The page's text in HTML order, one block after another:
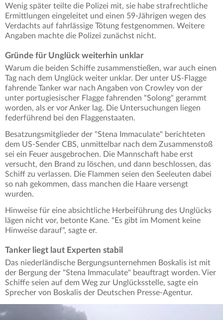
Wenig später teilte die Polizei mit, sie habe strafrechtliche
Ermittlungen eingeleitet und einen 59-Jährigen wegen des
Verdachts auf fahrlässige Tötung festgenommen. Weitere
Angaben machte die Polizei zunächst nicht.
Gründe für Unglück weiterhin unklar
Warum die beiden Schiffe zusammenstießen, war auch einen
Tag nach dem Unglück weiter unklar. Der unter US-Flagge
fahrende Tanker war nach Angaben von Crowley von der
unter portugiesischer Flagge fahrenden "Solong" gerammt
worden, als er vor Anker lag. Die Untersuchungen liegen
federführend bei den Flaggenstaaten.
Besatzungsmitglieder der "Stena Immaculate" berichteten
dem US-Sender CBS, unmittelbar nach dem Zusammenstoß
sei ein Feuer ausgebrochen. Die Mannschaft habe erst
versucht, den Brand zu löschen, und dann beschlossen, das
Schiff zu verlassen. Die Flammen seien den Seeleuten dabei
so nah gekommen, dass manchen die Haare versengt
wurden.
Hinweise für eine absichtliche Herbeiführung des Unglücks
lägen nicht vor, betonte Kane. "Es gibt im Moment keine
Hinweise darauf", sagte er.
Tanker liegt laut Experten stabil
Das niederländische Bergungsunternehmen Boskalis ist mit
der Bergung der "Stena Immaculate" beauftragt worden. Vier
Schiffe seien auf dem Weg zur Unglücksstelle, sagte ein
Sprecher von Boskalis der Deutschen Presse-Agentur.